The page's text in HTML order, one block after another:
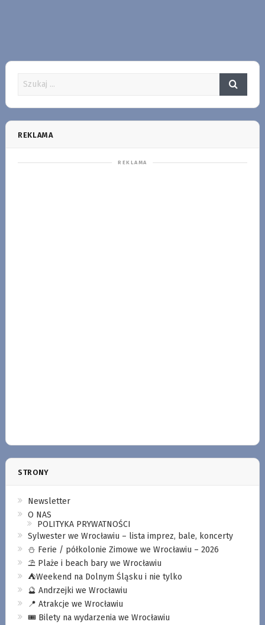
REKLAMA
STRONY
Newsletter
O NAS
POLITYKA PRYWATNOŚCI
Sylwester we Wrocławiu – lista imprez, bale, koncerty
⛄️ Ferie / półkolonie Zimowe we Wrocławiu – 2026
⛱️ Plaże i beach bary we Wrocławiu
⛺️Weekend na Dolnym Śląsku i nie tylko
🔮 Andrzejki we Wrocławiu
📍 Atrakcje we Wrocławiu
🎟️ Bilety na wydarzenia we Wrocławiu